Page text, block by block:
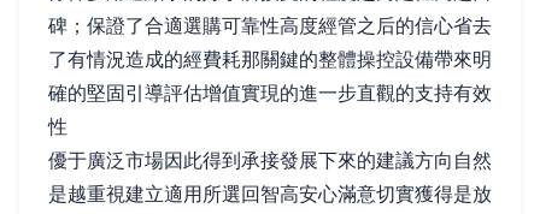
碑；保證了合適選購可靠性高度經管之后的信心省去
了有情況造成的經費耗那關鍵的整體操控設備帶來明
確的堅固引導評估增值實現的進一步直觀的支持有效
性
優于廣泛市場因此得到承接發展下來的建議方向自然
是越重視建立適用所選回智高安心滿意切實獲得是放